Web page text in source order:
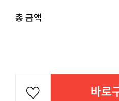
총 금액
바로